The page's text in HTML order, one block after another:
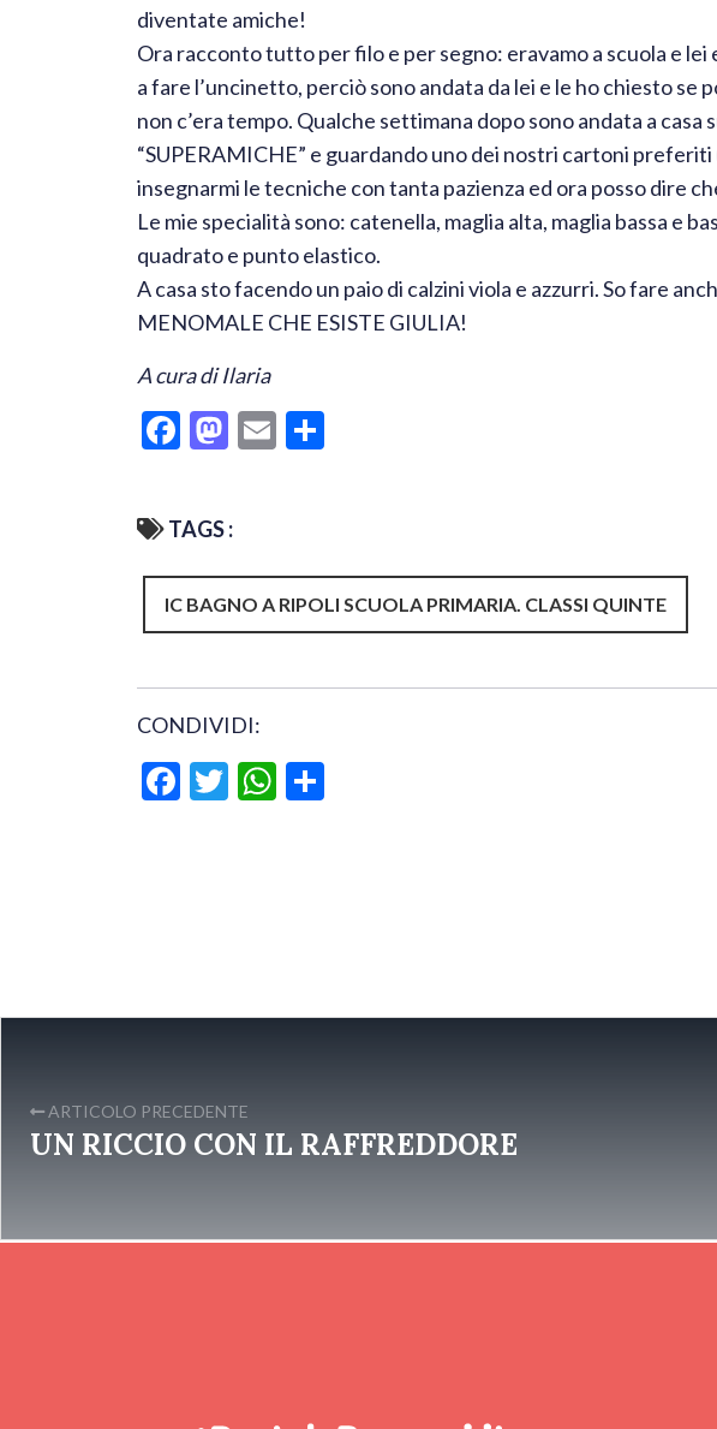
diventate amiche!
Ora racconto tutto per filo e per segno: eravamo a scuola e lei
a fare l’uncinetto, perciò sono andata da lei e le ho chiesto se
non c’era tempo. Qualche settimana dopo sono andata a casa
“SUPERAMICHE” e guardando uno dei nostri cartoni
insegnarmi le tecniche con tanta pazienza ed ora posso dire
Le mie specialità sono: catenella, maglia alta, maglia bassa e
quadrato e punto elastico.
A casa sto facendo un paio di calzini viola e azzurri. So fare
MENOMALE CHE ESISTE GIULIA!
A cura di Ilaria
Facebook
Mastodon
Email
TAGS :
IC BAGNO A RIPOLI SCUOLA PRIMARIA. CLASSI QUINTE
CONDIVIDI:
Facebook
TwitterWhatsApp
ARTICOLO PRECEDENTE
UN RICCIO CON IL RAFFREDDORE